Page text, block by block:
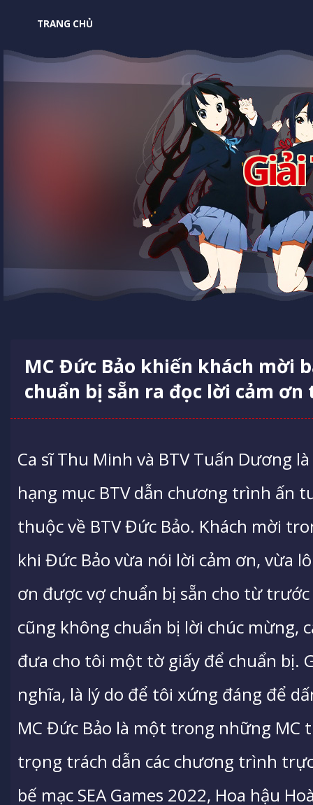
TRANG CHỦ
MC Đức Bảo khiến khách mời
chuẩn bị sẵn ra đọc lời cảm ơn
Ca sĩ Thu Minh và BTV Tuấn Dương
hạng mục BTV dẫn chương trình ấn
thuộc về BTV Đức Bảo. Khách mời
khi Đức Bảo vừa nói lời cảm ơn, vừa
ơn được vợ chuẩn bị sẵn cho từ
cũng không chuẩn bị lời chúc mừng,
đưa cho tôi một tờ giấy để chuẩn bị.
nghĩa, là lý do để tôi xứng đáng để
MC Đức Bảo là một trong những MC
trọng trách dẫn các chương trình
bế mạc SEA Games 2022, Hoa hậu